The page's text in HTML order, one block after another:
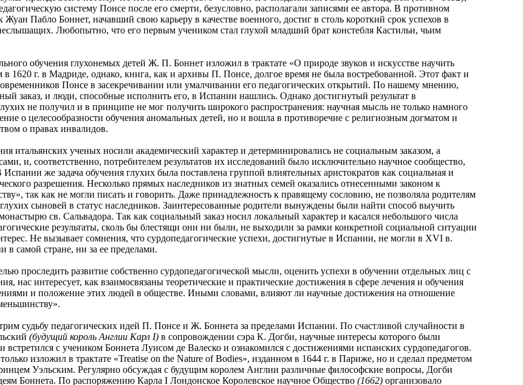
систему Понсе после его смерти, безусловно, располагали записями ее автора. В противном
Жуан Пабло Боннет, начавший свою карьеру в качестве военного, достиг в столь короткий срок успехов в
Любопытно, что его первым учеником стал глухой младший брат констебля Кастильи, чьим
обучения глухонемых детей Ж. П. Боннет изложил в трактате «О природе звуков и искусстве научить
в 1620 г. в Мадриде, однако, книга, как и архивы П. Понсе, долгое время не была востребованной. Этот факт и
Понсе в засекречивании или умалчивании его педагогических открытий. По нашему мнению,
заказ, и люди, способные исполнить его, в Испании нашлись. Однако достигнутый результат в
не получил и в принципе не мог получить широкого распространения: научная мысль не только намного
о целесообразности обучения аномальных детей, но и вошла в противоречие с религиозным догматом и
о правах инвалидов.
ученых носили академический характер и детерминировались не социальным заказом, а
и, соответственно, потребителем результатов их исследований было исключительно научное сообщество,
же задача обучения глухих была поставлена группой влиятельных аристократов как социальная и
разрешения. Несколько прямых наследников из знатных семей оказались отнесенными законом к
так как не могли писать и говорить. Даже принадлежность к правящему сословию, не позволяла родителям
сыновей в статус наследников. Заинтересованные родители вынуждены были найти способ выучить
св. Сальвадора. Так как социальный заказ носил локальный характер и касался небольшого числа
результаты, сколь бы блестящи они ни были, не выходили за рамки конкретной социальной ситуации
Не вызывает сомнения, что сурдопедагогические успехи, достигнутые в Испании, не могли в XVI в.
в самой стране, ни за ее пределами.
развитие собственно сурдопедагогической мысли, оценить успехи в обучении отдельных лиц с
нас интересует, как взаимосвязаны теоретические и практические достижения в сфере лечения и обучения
и положение этих людей в обществе. Иными словами, влияют ли научные достижения на отношение
судьбу педагогических идей П. Понсе и Ж. Боннета за пределами Испании. По счастливой случайности в
(будущий король Англии Карл I)в сопровождении сэра К. Догби, научные интересы которого были
с учеником Боннета Луисом де Валеско и ознакомился с достижениями испанских сурдопедагогов.
изложил в трактате «Treatise on the Nature of Bodies», изданном в 1644 г. в Париже, но и сделал предметом
Уэльским. Регулярно обсуждая с будущим королем Англии различные философские вопросы, Догби
Боннета. По распоряжению Карла I Лондонское Королевское научное Общество (1662)организовало